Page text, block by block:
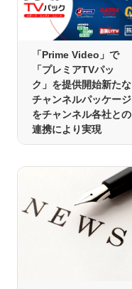
「Prime Video」で
「プレミアTVパッ
ク」を提供開始新たな
チャンネルパッケージ
をチャンネル各社との
連携により実現